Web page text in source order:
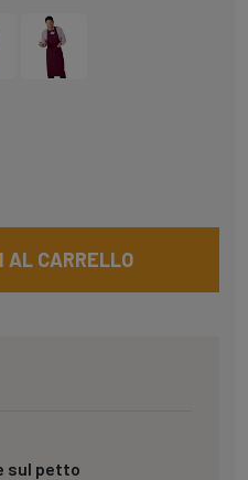
AL CARRELLO
sul petto